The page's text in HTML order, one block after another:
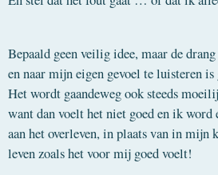
Bepaald geen veilig idee, maar de
en naar mijn eigen gevoel te luisteren is
Het wordt gaandeweg ook steeds
want dan voelt het niet goed en ik
aan het overleven, in plaats van in mijn
leven zoals het voor mij goed voelt!